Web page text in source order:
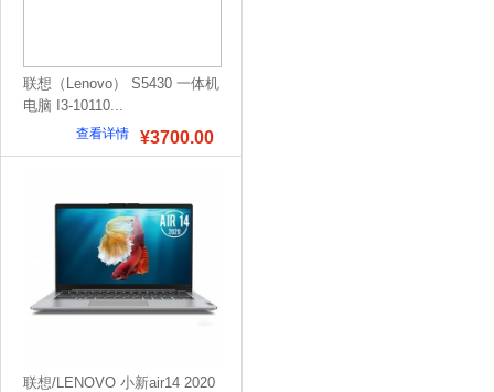
联想（Lenovo） S5430 一体机
电脑 I3-10110...
¥3700.00
查看详情
联想/LENOVO 小新air14 2020